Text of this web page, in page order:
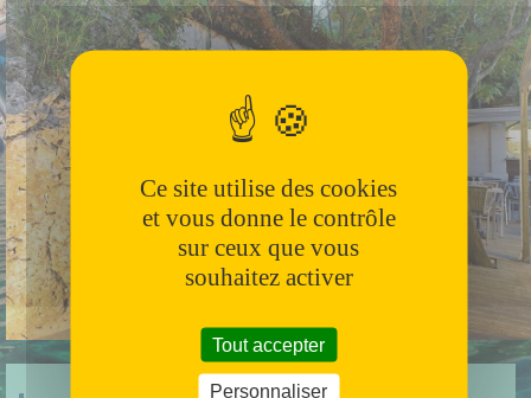
Ce site utilise des cookies
et vous donne le contrôle
sur ceux que vous
souhaitez activer
Tout accepter
Personnaliser